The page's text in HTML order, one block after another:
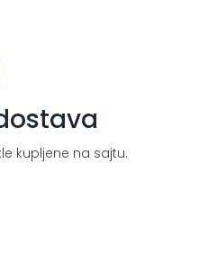
kupljene na sajtu.